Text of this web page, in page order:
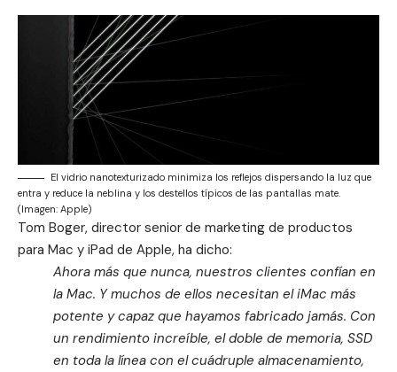
El vidrio nanotexturizado minimiza los reflejos dispersando la luz que
entra y reduce la neblina y los destellos típicos de las pantallas mate.
(Imagen: Apple)
Tom Boger, director senior de marketing de productos
para Mac y iPad de Apple, ha dicho:
Ahora más que nunca, nuestros clientes confían en
la Mac. Y muchos de ellos necesitan el iMac más
potente y capaz que hayamos fabricado jamás. Con
un rendimiento increíble, el doble de memoria, SSD
en toda la línea con el cuádruple almacenamiento,